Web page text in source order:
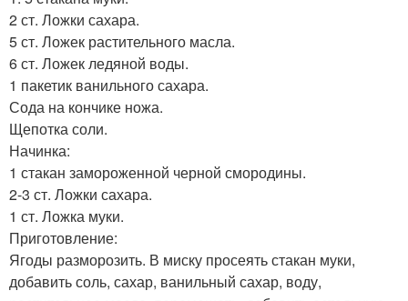
2 ст. Ложки сахара.
5 ст. Ложек растительного масла.
6 ст. Ложек ледяной воды.
1 пакетик ванильного сахара.
Сода на кончике ножа.
Щепотка соли.
Начинка:
1 стакан замороженной черной смородины.
2-3 ст. Ложки сахара.
1 ст. Ложка муки.
Приготовление:
Ягоды разморозить. В миску просеять стакан муки,
добавить соль, сахар, ванильный сахар, воду,